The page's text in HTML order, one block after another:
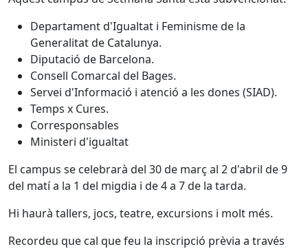
Departament d'Igualtat i Feminisme de la
Generalitat de Catalunya.
Diputació de Barcelona.
Consell Comarcal del Bages.
Servei d'Informació i atenció a les dones (SIAD).
Temps x Cures.
Corresponsables
Ministeri d'igualtat
El campus se celebrarà del 30 de març al 2 d'abril de 9
del matí a la 1 del migdia i de 4 a 7 de la tarda.
Hi haurà tallers, jocs, teatre, excursions i molt més.
Recordeu que cal que feu la inscripció prèvia a través